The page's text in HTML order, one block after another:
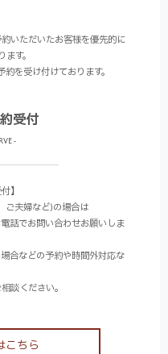
いただいたお客様を優先的に
す。
を受け付けております。
受付
-
】
ご夫婦など)の場合は
話でお問い合わせお願いしま
合などの予約や時間外対応な
談ください。
こちら